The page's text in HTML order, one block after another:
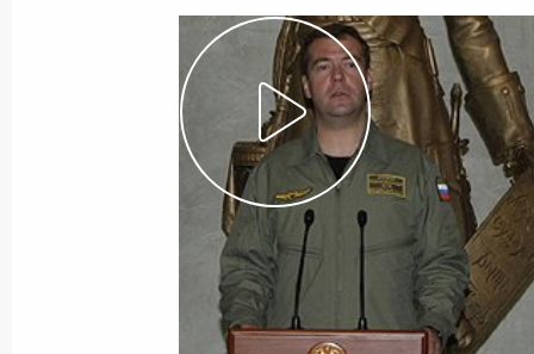
8 октября 2009 года, четверг
Рабочая встреча с Министром
8 октября 2009 года, 16:30 Московская
Рабочая встреча с президентом –